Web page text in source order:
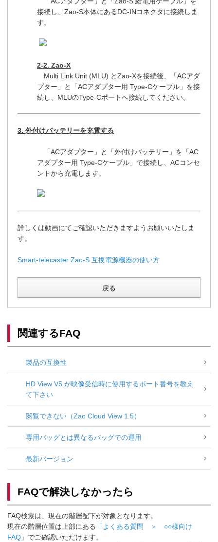
接続し、Zao-S本体にあるDC-INコネクタに接続しま
す。
2-2. Zao-X
Multi Link Unit (MLU) とZao-Xを接続後、「ACアダ
プター」と「ACアダプター用 Type-Cケーブル」を接
続し、MLUのType-Cポートへ接続してください。
3. 外付けバッテリーを充電する
「ACアダプター」と「外付けバッテリー」を「AC
アダプター用 Type-Cケーブル」で接続し、ACコンセ
ントから充電します。
詳しくは動画にてご確認いただきますようお願いいたしま
す。
Smart-telecaster Zao-S 互換電源機器の使い方
戻る
関連するFAQ
製品の互換性
HD View V5 が映像受信時に使用するポート番号を教え
て下さい
閲覧できない（Zao Cloud View 1.5）
専用バッグとは異なるバッグでの運用
最新バージョン
FAQで解決しなかったら
FAQ検索は、現在の階層配下が対象となります。
現在の階層位置は上部にある
「よくある質問 ＞ ○○様向け
FAQ」 でご確認いただけます。